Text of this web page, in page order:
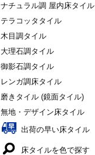
ナチュラル調 屋内床タイル
テラコッタタイル
木目調タイル
大理石調タイル
御影石調タイル
レンガ調床タイル
磨きタイル (鏡面タイル)
無地・デザイン床タイル
出荷の早い床タイル
床タイルを色で探す